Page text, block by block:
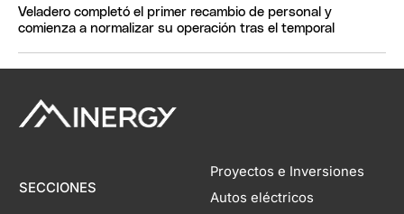
Veladero completó el primer recambio de personal y
comienza a normalizar su operación tras el temporal
SECCIONES
Proyectos e Inversiones
Autos eléctricos